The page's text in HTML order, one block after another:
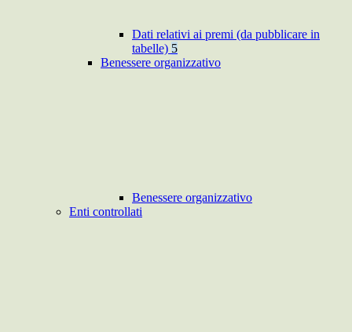
Dati relativi ai premi (da pubblicare in
tabelle) 5
Benessere organizzativo
Benessere organizzativo
Enti controllati